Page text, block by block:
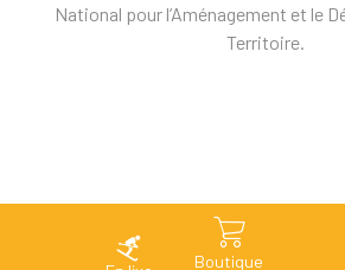
Boutique
National pour l’Aménagement et le
Territoire.